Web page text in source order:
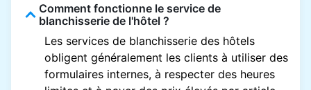
Comment fonctionne le service de
blanchisserie de l'hôtel ?
Les services de blanchisserie des hôtels
obligent généralement les clients à utiliser des
formulaires internes, à respecter des heures